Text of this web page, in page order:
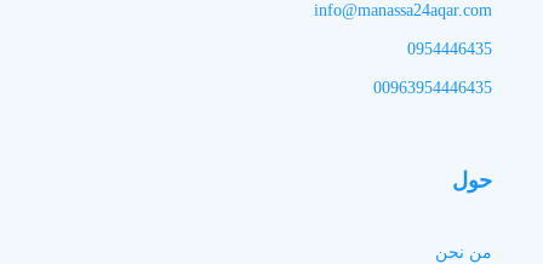
info@manassa24aqar.com
0954446435
00963954446435
حول
من نحن